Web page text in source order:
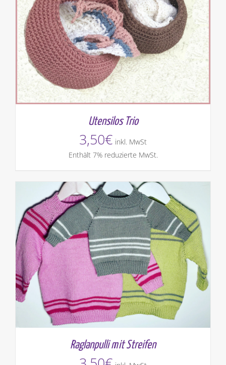
Utensilos Trio
3,50€ inkl. MwSt
Enthält 7% reduzierte MwSt.
Raglanpulli mit Streifen